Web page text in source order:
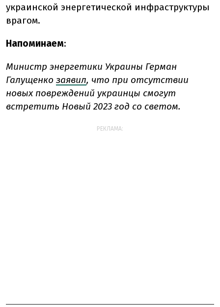
украинской энергетической инфраструктуры
врагом.
Напоминаем:
Министр энергетики Украины Герман
Галущенко заявил, что при отсутствии
новых повреждений украинцы смогут
встретить Новый 2023 год со светом.
РЕКЛАМА: